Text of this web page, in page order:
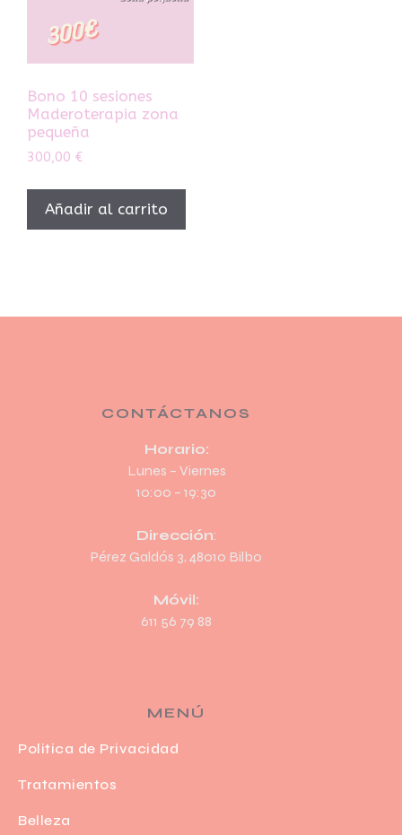
Bono 10 sesiones
Maderoterapia zona
pequeña
300,00 €
Añadir al carrito
CONTÁCTANOS
Horario:
Lunes – Viernes
10:00 – 19:30
Dirección:
Pérez Galdós 3, 48010 Bilbo
Móvil:
611 56 79 88
MENÚ
Politica de Privacidad
Tratamientos
Belleza